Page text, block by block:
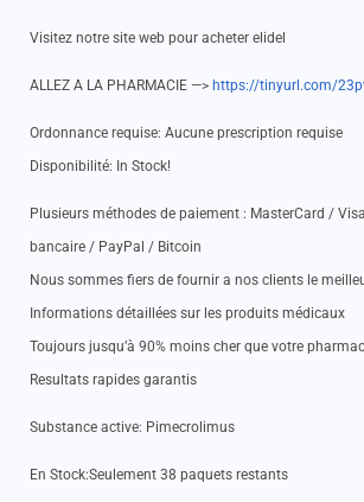
Visitez notre site web pour acheter elidel
ALLEZ A LA PHARMACIE —> https://tinyurl.com/
Ordonnance requise: Aucune prescription requise
Disponibilité: In Stock!
Plusieurs méthodes de paiement : MasterCard /
bancaire / PayPal / Bitcoin
Nous sommes fiers de fournir a nos clients le
Informations détaillées sur les produits médicaux
Toujours jusqu’à 90% moins cher que votre
Resultats rapides garantis
Substance active: Pimecrolimus
En Stock:Seulement 38 paquets restants